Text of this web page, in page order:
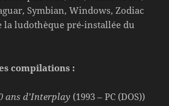
Symbian, Windows, Zodiac
la ludothèque pré-installée du
compilations :
ans d’Interplay (1993 – PC (DOS))